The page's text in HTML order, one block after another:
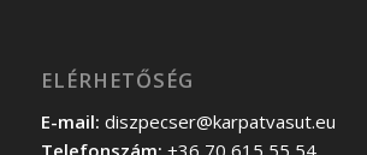
ELÉRHETŐSÉG
E-mail: diszpecser@karpatvasut.eu
Telefonszám: +36 70 615 55 54